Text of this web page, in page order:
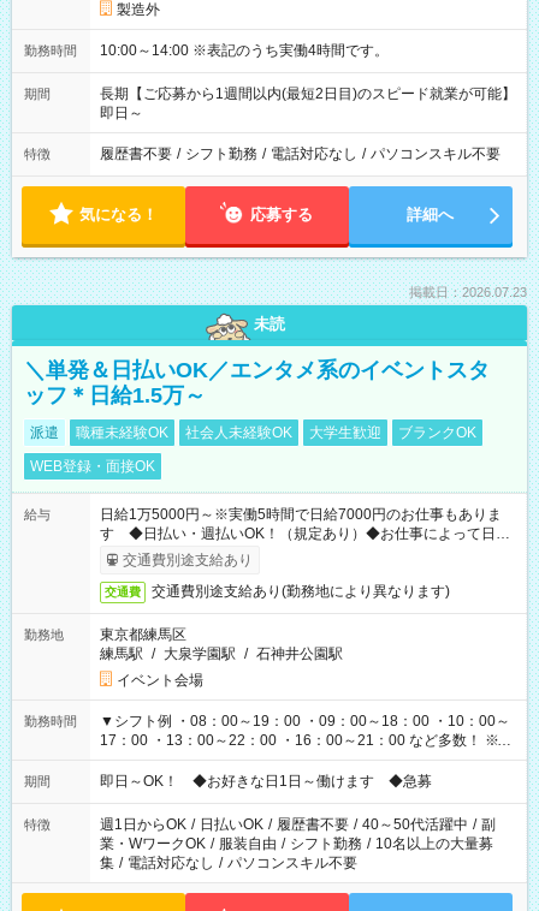
製造外
勤務時間 10:00～14:00 ※表記のうち実働4時間です。
期間
長期【ご応募から1週間以内(最短2日目)のスピード就業が可能】
即日～
特徴 履歴書不要 / シフト勤務 / 電話対応なし / パソコンスキル不要
気になる！ 応募する 詳細へ
掲載日：2026.07.23
未読
＼単発＆日払いOK／エンタメ系のイベントスタ
ッフ＊日給1.5万～
派遣 職種未経験OK 社会人未経験OK 大学生歓迎
ブランクOK
WEB登録・面接OK
給与
日給1万5000円～※実働5時間で日給7000円のお仕事もありま
す ◆日払い・週払いOK！（規定あり）◆お仕事によって日給
も異なります
交通費別途支給あり
交通費 交通費別途支給あり(勤務地により異なります)
勤務地
東京都練馬区
練馬駅 / 大泉学園駅 / 石神井公園駅
イベント会場
勤務時間
▼シフト例 ・08：00～19：00 ・09：00～18：00 ・10：00～
17：00 ・13：00～22：00 ・16：00～21：00 など多数！ ※お
仕事により勤務時間が異なります
期間 即日～OK！ ◆お好きな日1日～働けます ◆急募
特徴 週1日からOK / 日払いOK / 履歴書不要 / 40～50代活躍中 / 副
業・WワークOK / 服装自由 / シフト勤務 / 10名以上の大量募
集 / 電話対応なし / パソコンスキル不要